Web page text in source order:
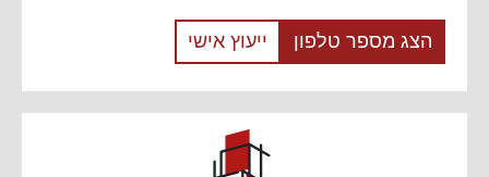
הצג מספר טלפון ייעוץ אישי